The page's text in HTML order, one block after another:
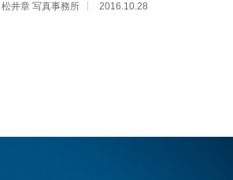
松井章 写真事務所 2016.10.28